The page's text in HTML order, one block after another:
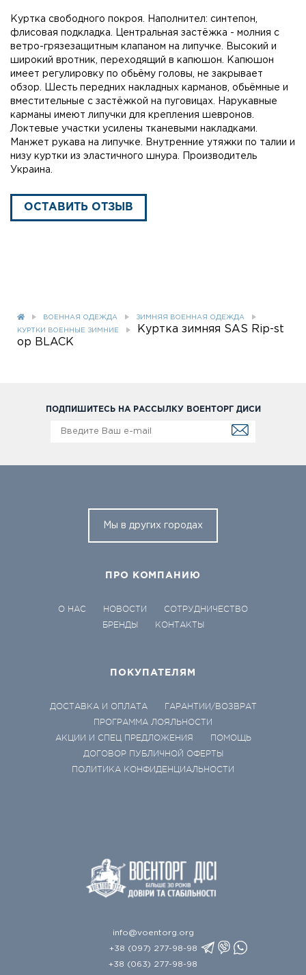
Куртка свободного покроя. Наполнител: синтепон,
флисовая подкладка. Центральная застёжка - молния с
ветро-грязезащитным клапаном на липучке. Высокий и
широкий вротник, переходящий в капюшон. Капюшон
имеет регулировку по обьёму головы, не закрывает
обзор. Шесть передних накладных карманов, обьёмные и
вместительные с застёжкой на пуговицах. Нарукавные
карманы имеют липучки для крепления шевронов.
Локтевые участки усилены тканевыми накладками.
Манжет рукава на липучке. Внутренние утяжки по талии и
низу куртки из эластичного шнура. Производитель
Украина.
ОСТАВИТЬ ОТЗЫВ
ВОЕННАЯ ОДЕЖДА ЗИМНЯЯ ВОЕННАЯ ОДЕЖДА
КУРТКИ ВОЕННЫЕ ЗИМНИЕ
Куртка зимняя SAS Rip-st
op BLACK
ПОДПИШИТЕСЬ НА РАССЫЛКУ ВОЕНТОРГ ДИСИ
Мы в других городах
ПРО КОМПАНИЮ
О НАС НОВОСТИ
СОТРУДНИЧЕСТВО
БРЕНДЫ
КОНТАКТЫ
ПОКУПАТЕЛЯМ
ДОСТАВКА И ОПЛАТА
ГАРАНТИИ/ВОЗВРАТ
ПРОГРАММА ЛОЯЛЬНОСТИ
АКЦИИ И СПЕЦ ПРЕДЛОЖЕНИЯ
ПОМОЩЬ
ДОГОВОР ПУБЛИЧНОЙ ОФЕРТЫ
ПОЛИТИКА КОНФИДЕНЦИАЛЬНОСТИ
info@voentorg.org
+38 (097) 277-98-98
+38 (063) 277-98-98